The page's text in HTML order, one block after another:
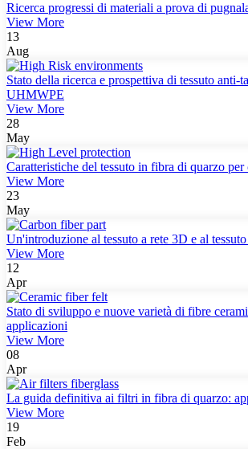
Ricerca progressi di materiali a prova di
View More
13
Aug
Stato della ricerca e prospettiva di tessuto anti-
UHMWPE
View More
28
May
Caratteristiche del tessuto in fibra di quarzo
View More
23
May
Un'introduzione al tessuto a rete 3D e al
View More
12
Apr
Stato di sviluppo e nuove varietà di fibre
applicazioni
View More
08
Apr
La guida definitiva ai filtri in fibra di quarzo:
View More
19
Feb